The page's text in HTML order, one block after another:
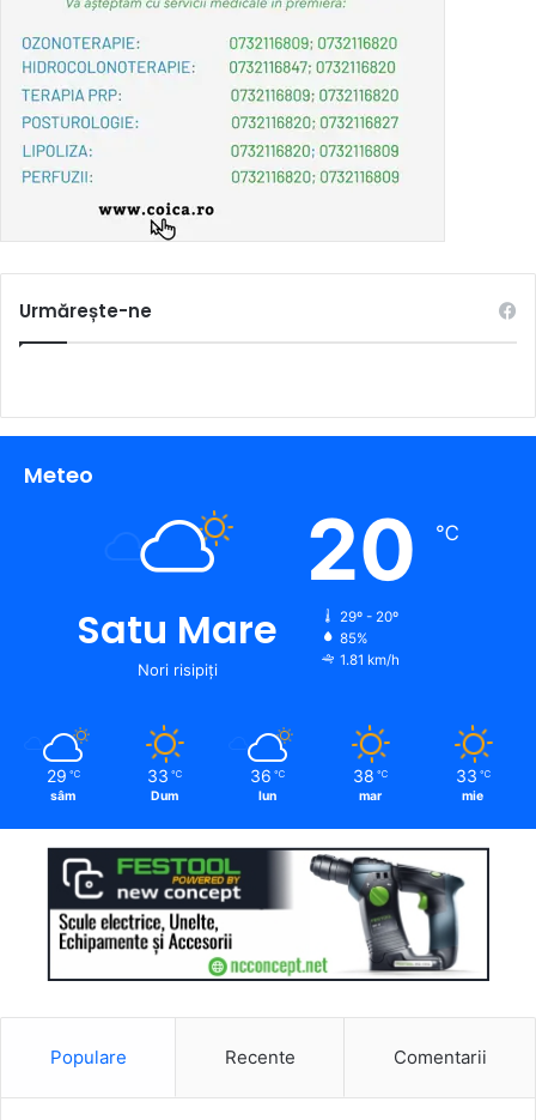
Urmărește-ne
Meteo
Satu Mare
Nori risipiți
20 ℃
29º - 20º
85%
1.81 km/h
29 ℃
sâm
33 ℃
Dum
36 ℃
lun
38 ℃
mar
33 ℃
mie
Populare Recente Comentarii